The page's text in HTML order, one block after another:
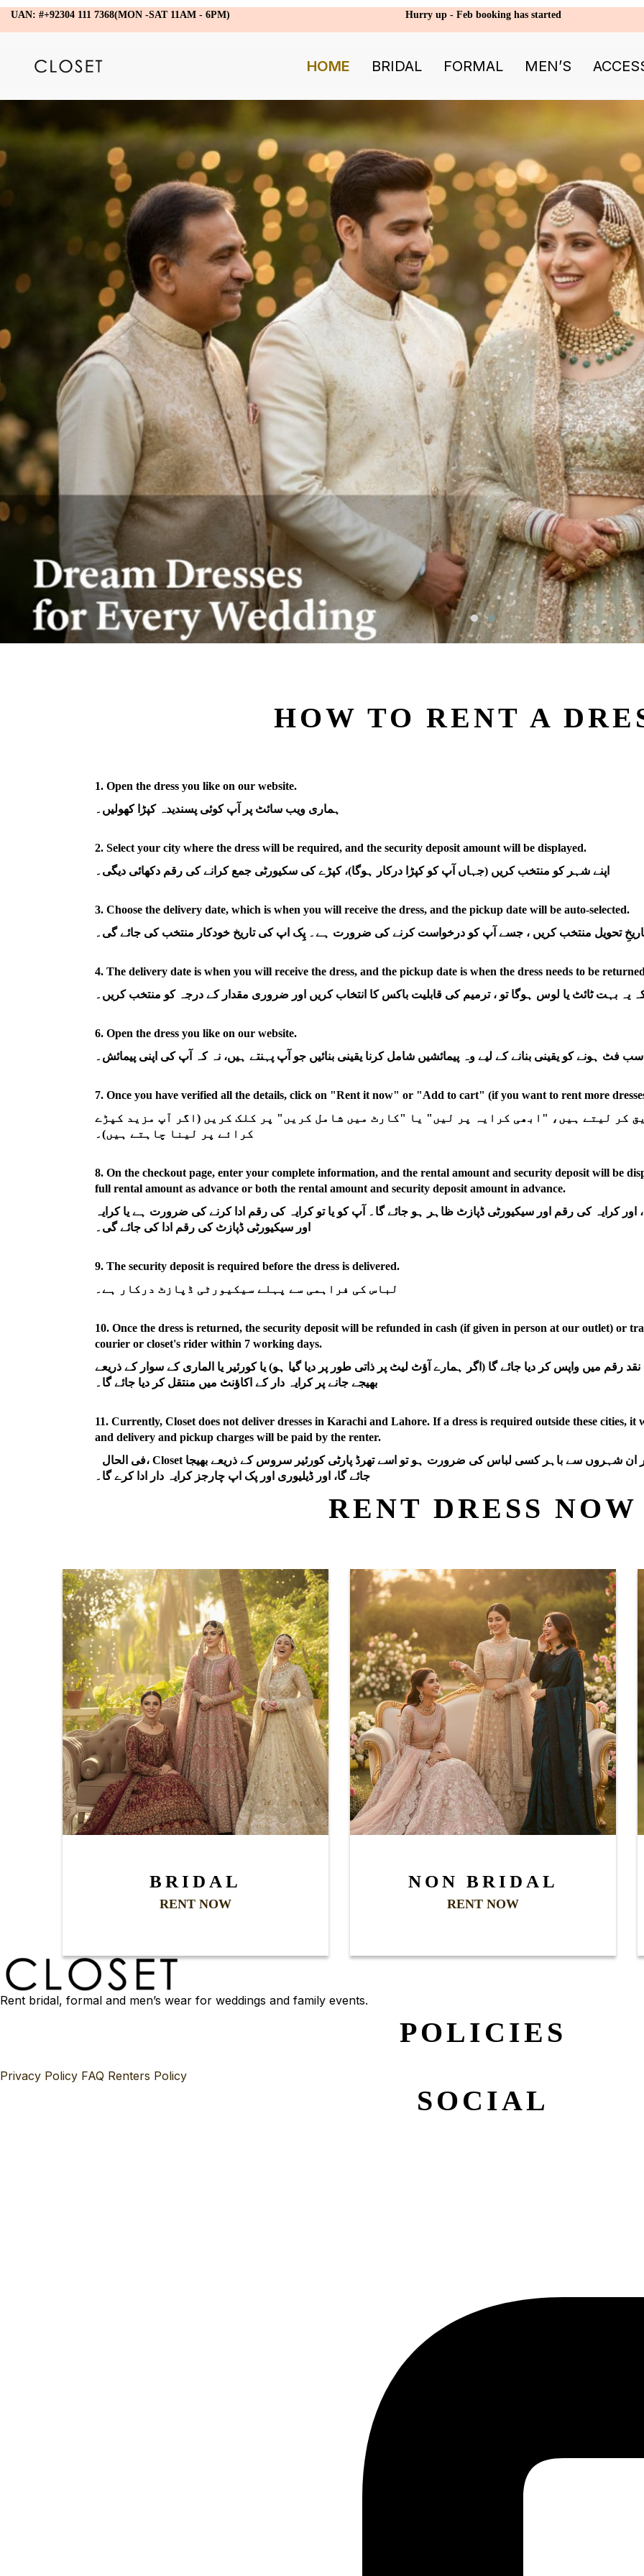
UAN: #+92304 111 7368(MON -SAT 11AM - 6PM) Hurry up - Feb booking has started
HOME BRIDAL FORMAL MEN’S
HOW TO RENT A
1. Open the dress you like on our website.
ہماری ویب سائٹ پر آپ کوئی پسندیدہ کپڑا کھولیں۔
2. Select your city where the dress will be required, and the security deposit amount will be displayed.
اپنے شہر کو منتخب کریں (جہاں آپ کو کپڑا درکار ہوگا)، کپڑے کی سکیورٹی جمع کرانے کی رقم دکھائی دیگی۔
3. Choose the delivery date, which is when you will receive the dress, and the pickup date will be auto-selected.
تحویل منتخب کریں ، جسے آپ کو درخواست کرنے کی ضرورت ہے۔ پِک اپ کی تاریخ خودکار منتخب کی جائے گی۔
4. The delivery date is when you will receive the dress, and the pickup date is when the dress needs to be
6. Open the dress you like on our website.
7. Once you have verified all the details, click on "Rent it now" or "Add to cart" (if you want to rent more
کر لیتے ہیں، "ابھی کرایہ پر لیں" یا "کارٹ میں شامل کریں" پر کلک کریں (اگر آپ مزید کپڑے
8. On the checkout page, enter your complete information, and the rental amount and security deposit will be
full rental amount as advance or both the rental amount and security deposit amount in advance.
کرایہ کی رقم اور سیکیورٹی ڈپازٹ ظاہر ہو جائے گا۔ آپ کو یا تو کرایہ کی رقم ادا کرنے کی ضرورت ہے یا کرایہ
9. The security deposit is required before the dress is delivered.
10. Once the dress is returned, the security deposit will be refunded in cash (if given in person at our outlet) or
courier or closet's rider within 7 working days.
رقم میں واپس کر دیا جائے گا (اگر ہمارے آؤٹ لیٹ پر ذاتی طور پر دیا گیا ہو) یا کورئیر یا الماری کے سوار کے ذریعے
11. Currently, Closet does not deliver dresses in Karachi and Lahore. If a dress is required outside these cities,
and delivery and pickup charges will be paid by the renter.
جائے گا، اور ڈیلیوری اور پک اپ چارجز کرایہ دار ادا کرے گا۔
RENT DRESS NOW
BRIDAL
RENT NOW
NON BRIDAL
RENT NOW
Rent bridal, formal and men’s wear for weddings and family events.
POLICIES
Privacy Policy FAQ Renters Policy
SOCIAL